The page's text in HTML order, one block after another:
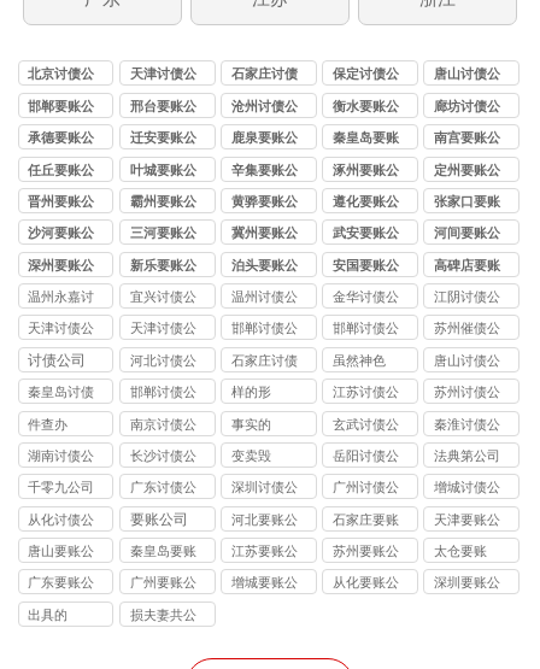
北京讨债公
司
天津讨债公
司
石家庄讨债
公司
保定讨债公
司
唐山讨债公
司
邯郸要账公
司
邢台要账公
司
沧州讨债公
司
衡水要账公
司
廊坊讨债公
司
承德要账公
司
迁安要账公
司
鹿泉要账公
司
秦皇岛要账
公司
南宫要账公
司
任丘要账公
司
叶城要账公
司
辛集要账公
司
涿州要账公
司
定州要账公
司
晋州要账公
司
霸州要账公
司
黄骅要账公
司
遵化要账公
司
张家口要账
公司
沙河要账公
司
三河要账公
司
冀州要账公
司
武安要账公
司
河间要账公
司
深州要账公
司
新乐要账公
司
泊头要账公
司
安国要账公
司
高碑店要账
公司
温州永嘉讨
债公司
宜兴讨债公
司
温州讨债公
司
金华讨债公
司
江阴讨债公
司
天津讨债公
司
天津讨债公
司
邯郸讨债公
司
邯郸讨债公
司
苏州催债公
司
讨债公司
河北讨债公
司
石家庄讨债
公司
虽然神色
唐山讨债公
司
秦皇岛讨债
公司
邯郸讨债公
司
样的形
江苏讨债公
司
苏州讨债公
司
件查办
南京讨债公
司
事实的
玄武讨债公
司
秦淮讨债公
司
湖南讨债公
司
长沙讨债公
司
变卖毁
岳阳讨债公
司
法典第公司
千零九公司
广东讨债公
司
深圳讨债公
司
广州讨债公
司
增城讨债公
司
从化讨债公
司
要账公司
河北要账公
司
石家庄要账
公司
天津要账公
司
唐山要账公
司
秦皇岛要账
公司
江苏要账公
司
苏州要账公
司
太仓要账
广东要账公
司
广州要账公
司
增城要账公
从化要账公
深圳要账公
出具的
损夫妻共公